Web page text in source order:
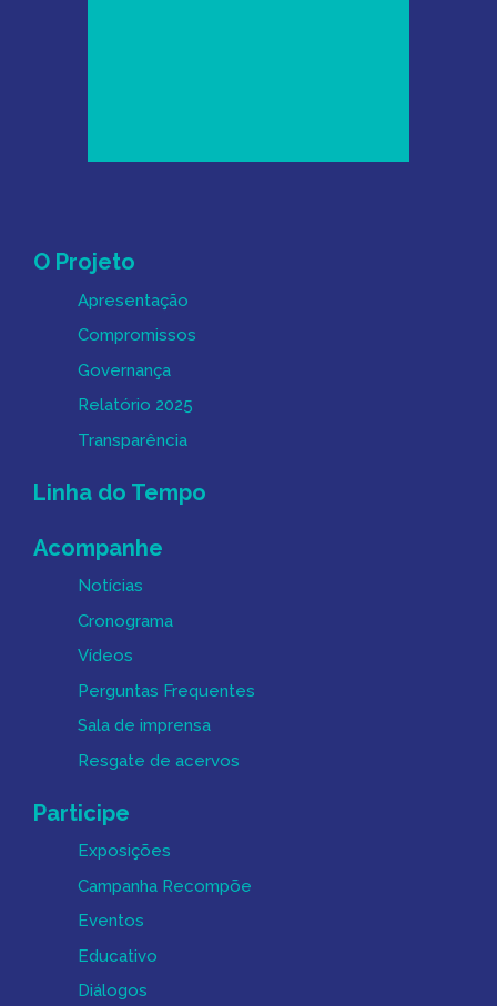
Mapa do Site
O Projeto
Apresentação
Compromissos
Governança
Relatório 2025
Transparência
Linha do Tempo
Acompanhe
Notícias
Cronograma
Vídeos
Perguntas Frequentes
Sala de imprensa
Resgate de acervos
Participe
Exposições
Campanha Recompõe
Eventos
Educativo
Diálogos